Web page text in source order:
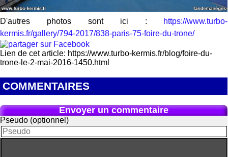
D'autres photos sont ici : https://www.turbo-
kermis.fr/gallery/794-2017/838-paris-75-foire-du-trone/
Lien de cet article: https://www.turbo-kermis.fr/blog/foire-du-
trone-le-2-mai-2016-1450.html
COMMENTAIRES
Envoyer un commentaire
Pseudo (optionnel)